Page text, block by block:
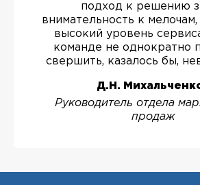
подход к решению
внимательность к
высокий уровень
команде не однократно
свершить, казалось бы,
Д.Н.
Руководитель отдела
продаж